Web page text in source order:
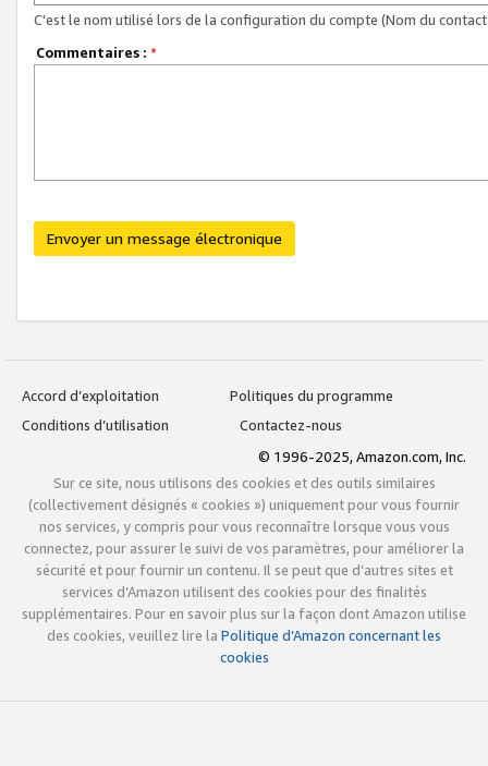
C'est le nom utilisé lors de la configuration du compte (Nom du
Commentaires : *
Envoyer un message électronique
Accord d’exploitation
Politiques du programme
Conditions d’utilisation
Contactez-nous
© 1996-2025, Amazon.com, Inc.
Sur ce site, nous utilisons des cookies et des outils similaires
(collectivement désignés « cookies ») uniquement pour vous fournir
nos services, y compris pour vous reconnaître lorsque vous vous
connectez, pour assurer le suivi de vos paramètres, pour améliorer la
sécurité et pour fournir un contenu. Il se peut que d’autres sites et
services d’Amazon utilisent des cookies pour des finalités
supplémentaires. Pour en savoir plus sur la façon dont Amazon utilise
des cookies, veuillez lire la Politique d’Amazon concernant les
cookies